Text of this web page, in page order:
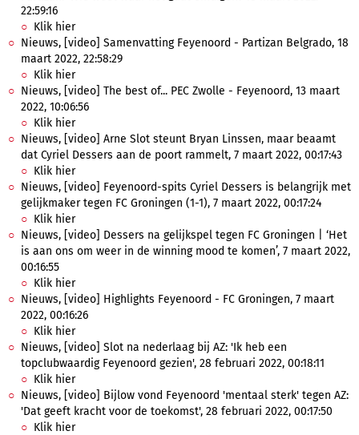
22:59:16
Klik hier
Nieuws, [video] Samenvatting Feyenoord - Partizan Belgrado, 18
maart 2022, 22:58:29
Klik hier
Nieuws, [video] The best of... PEC Zwolle - Feyenoord, 13 maart
2022, 10:06:56
Klik hier
Nieuws, [video] Arne Slot steunt Bryan Linssen, maar beaamt
dat Cyriel Dessers aan de poort rammelt, 7 maart 2022, 00:17:43
Klik hier
Nieuws, [video] Feyenoord-spits Cyriel Dessers is belangrijk met
gelijkmaker tegen FC Groningen (1-1), 7 maart 2022, 00:17:24
Klik hier
Nieuws, [video] Dessers na gelijkspel tegen FC Groningen | ‘Het
is aan ons om weer in de winning mood te komen’, 7 maart 2022,
00:16:55
Klik hier
Nieuws, [video] Highlights Feyenoord - FC Groningen, 7 maart
2022, 00:16:26
Klik hier
Nieuws, [video] Slot na nederlaag bij AZ: 'Ik heb een
topclubwaardig Feyenoord gezien', 28 februari 2022, 00:18:11
Klik hier
Nieuws, [video] Bijlow vond Feyenoord 'mentaal sterk' tegen AZ:
'Dat geeft kracht voor de toekomst', 28 februari 2022, 00:17:50
Klik hier